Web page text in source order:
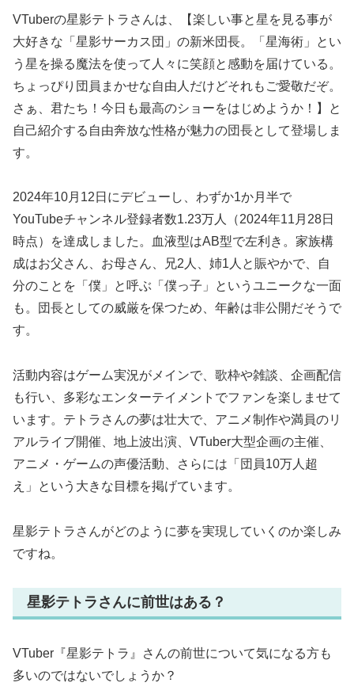
VTuberの星影テトラさんは、【楽しい事と星を見る事が
大好きな「星影サーカス団」の新米団長。「星海術」とい
う星を操る魔法を使って人々に笑顔と感動を届けている。
ちょっぴり団員まかせな自由人だけどそれもご愛敬だぞ。
さぁ、君たち！今日も最高のショーをはじめようか！】と
自己紹介する自由奔放な性格が魅力の団長として登場しま
す。
2024年10月12日にデビューし、わずか1か月半で
YouTubeチャンネル登録者数1.23万人（2024年11月28日
時点）を達成しました。血液型はAB型で左利き。家族構
成はお父さん、お母さん、兄2人、姉1人と賑やかで、自
分のことを「僕」と呼ぶ「僕っ子」というユニークな一面
も。団長としての威厳を保つため、年齢は非公開だそうで
す。
活動内容はゲーム実況がメインで、歌枠や雑談、企画配信
も行い、多彩なエンターテイメントでファンを楽しませて
います。テトラさんの夢は壮大で、アニメ制作や満員のリ
アルライブ開催、地上波出演、VTuber大型企画の主催、
アニメ・ゲームの声優活動、さらには「団員10万人超
え」という大きな目標を掲げています。
星影テトラさんがどのように夢を実現していくのか楽しみ
ですね。
星影テトラさんに前世はある？
VTuber『星影テトラ』さんの前世について気になる方も
多いのではないでしょうか？